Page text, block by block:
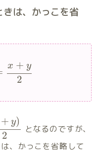
は、かっこを省
x + y
2
+ y)
2
となるのですが、
、かっこを省略して